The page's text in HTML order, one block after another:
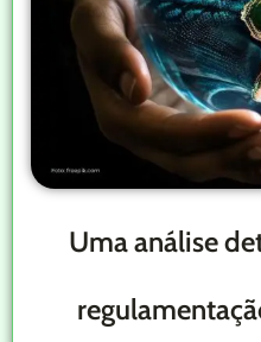
Uma análise